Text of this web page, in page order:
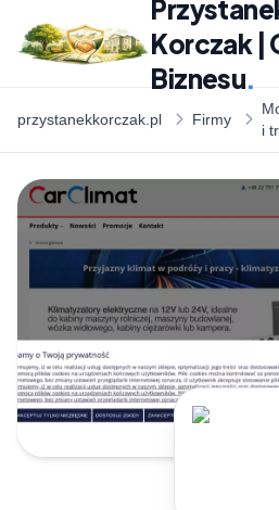
Korczak |
Biznesu.
przystanekkorczak.pl Firmy
i